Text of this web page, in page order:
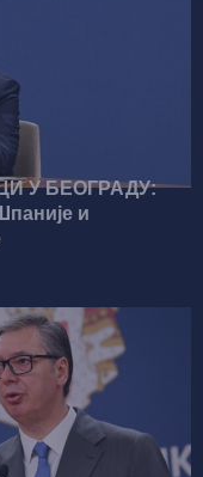
У БЕОГРАДУ:
и